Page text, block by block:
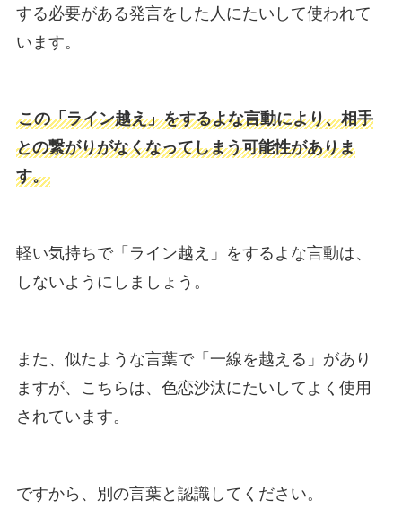
する必要がある発言をした人にたいして使われて
います。
この「ライン越え」をするよな言動により、相手
との繋がりがなくなってしまう可能性がありま
す。
軽い気持ちで「ライン越え」をするよな言動は、
しないようにしましょう。
また、似たような言葉で「一線を越える」があり
ますが、こちらは、色恋沙汰にたいしてよく使用
されています。
ですから、別の言葉と認識してください。